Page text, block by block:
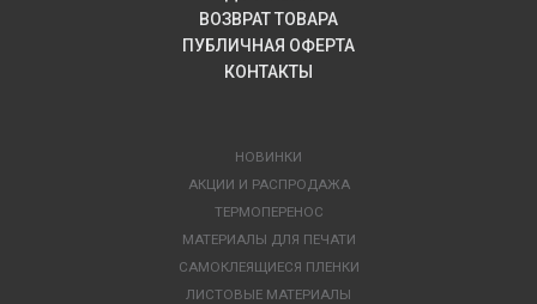
ВОЗВРАТ ТОВАРА
ПУБЛИЧНАЯ ОФЕРТА
КОНТАКТЫ
НОВИНКИ
АКЦИИ И РАСПРОДАЖА
ТЕРМОПЕРЕНОС
МАТЕРИАЛЫ ДЛЯ ПЕЧАТИ
САМОКЛЕЯЩИЕСЯ ПЛЕНКИ
ЛИСТОВЫЕ МАТЕРИАЛЫ